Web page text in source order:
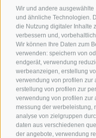
Wir und andere ausgewählte
und ähnliche Technologien.
die Nutzung digitaler Inhalte
verbessern und,
Wir können Ihre Daten zum
verwenden: speichern von
endgerät, verwendung
werbeanzeigen, erstellung
verwendung von profilen zur
erstellung von profilen zur
verwendung von profilen zur
messung der werbeleistung,
analyse von zielgruppen
daten aus verschiedenen
der angebote, verwendung